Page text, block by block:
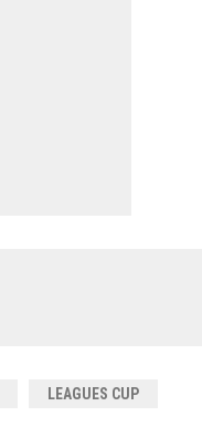
LEAGUES CUP